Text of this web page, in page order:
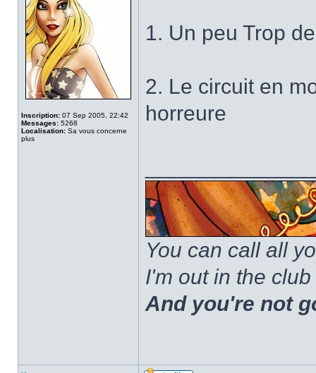
Inscription: 07 Sep 2005, 22:42
Messages: 5268
Localisation: Sa vous concerne
plus
1. Un peu Trop
2. Le circuit en
horreure
You can call all
I'm out in the
And you're not